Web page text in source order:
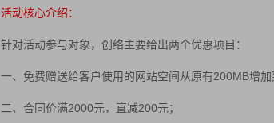
活动核心介绍：
针对活动参与对象，创络主要给出两个优惠项目：
一、免费赠送给客户使用的网站空间从原有200MB增加
二、合同价满2000元，直减200元；